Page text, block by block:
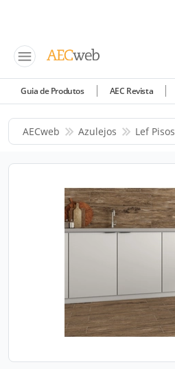
Guia de Produtos AEC Revista
AECweb Azulejos Lef Pisos